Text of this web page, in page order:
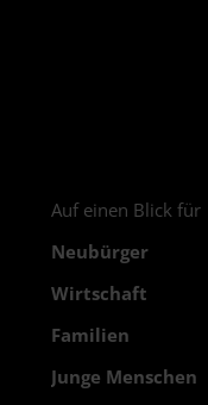
Auf einen Blick für
Neubürger
Wirtschaft
Familien
Junge Menschen